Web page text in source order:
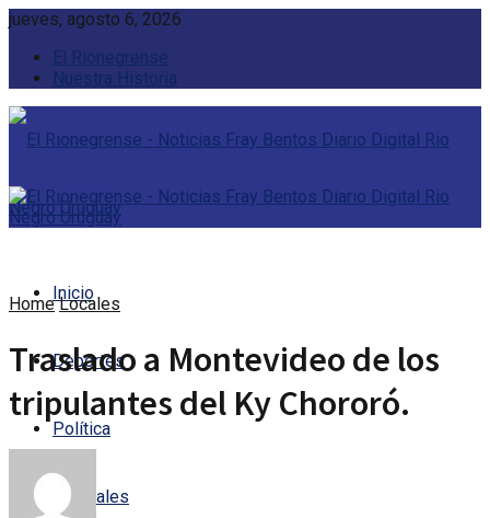
jueves, agosto 6, 2026
El Rionegrense
Nuestra Historia
Inicio
Deportes
Política
Policiales
Home Locales
Traslado a Montevideo de los
tripulantes del Ky Chororó.